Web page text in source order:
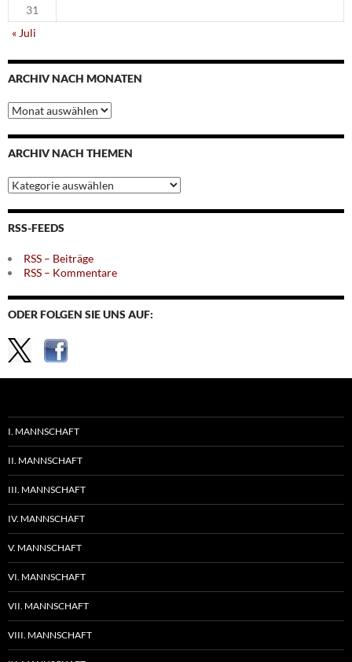
31
« Juli
ARCHIV NACH MONATEN
Archiv
nach
Monaten
ARCHIV NACH THEMEN
Archiv
nach
Themen
RSS-FEEDS
RSS – Beiträge
RSS – Kommentare
ODER FOLGEN SIE UNS AUF:
I. MANNSCHAFT
II. MANNSCHAFT
III. MANNSCHAFT
IV. MANNSCHAFT
V. MANNSCHAFT
VI. MANNSCHAFT
VII. MANNSCHAFT
VIII. MANNSCHAFT